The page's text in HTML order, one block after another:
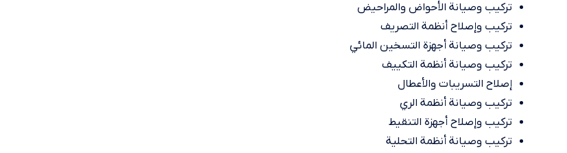
تركيب وصيانة الأحواض والمراحيض
تركيب وإصلاح أنظمة التصريف
تركيب وصيانة أجهزة التسخين المائي
تركيب وصيانة أنظمة التكييف
إصلاح التسريبات والأعطال
تركيب وصيانة أنظمة الري
تركيب وإصلاح أجهزة التنقيط
تركيب وصيانة أنظمة التحلية